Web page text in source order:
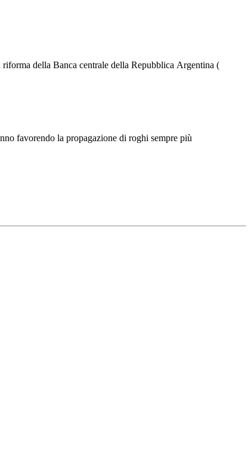
della Banca centrale della Repubblica Argentina (
favorendo la propagazione di roghi sempre più